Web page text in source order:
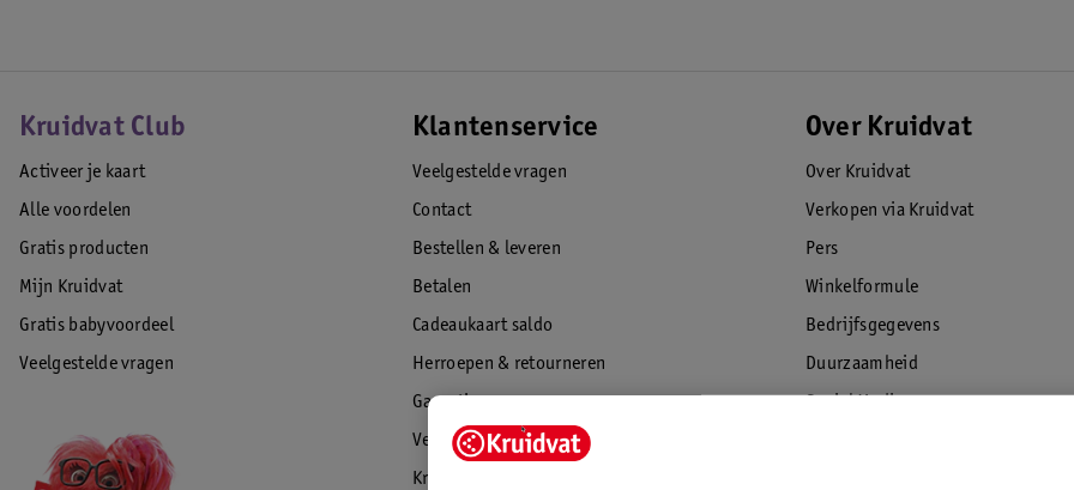
Kruidvat Club
Activeer je kaart
Alle voordelen
Gratis producten
Mijn Kruidvat
Gratis babyvoordeel
Veelgestelde vragen
Klantenservice
Veelgestelde vragen
Contact
Bestellen & leveren
Betalen
Cadeaukaart saldo
Herroepen & retourneren
Garantie
Veiligheidswaarschuwingen
Kruidvat Advies
Over Kruidvat
Over Kruidvat
Verkopen via Kruidvat
Pers
Winkelformule
Bedrijfsgegevens
Duurzaamheid